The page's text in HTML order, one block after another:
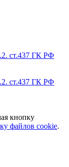
ст.437 ГК РФ
ст.437 ГК РФ
кнопку
файлов cookie.